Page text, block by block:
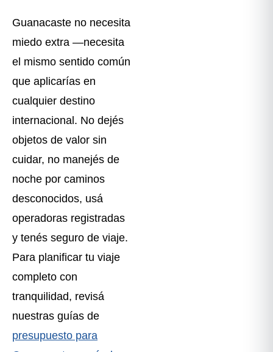
Guanacaste no necesita
miedo extra —necesita
el mismo sentido común
que aplicarías en
cualquier destino
internacional. No dejés
objetos de valor sin
cuidar, no manejés de
noche por caminos
desconocidos, usá
operadoras registradas
y tenés seguro de viaje.
Para planificar tu viaje
completo con
tranquilidad, revisá
nuestras guías de
presupuesto para